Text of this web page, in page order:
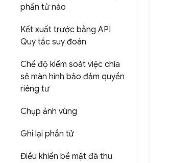
phần tử nào
Kết xuất trước bằng API
Quy tắc suy đoán
Chế độ kiểm soát việc chia
sẻ màn hình bảo đảm quyền
riêng tư
Chụp ảnh vùng
Ghi lại phần tử
Điều khiển bề mặt đã thu